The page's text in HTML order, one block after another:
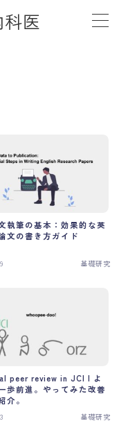
医
執筆の基本：効果的な英
文の書き方ガイド
基礎研究
peer review in JCI | よ
歩前進。やってみた改善
介。
基礎研究